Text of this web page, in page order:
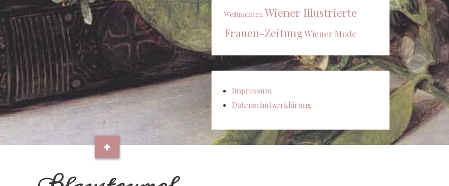
Weihnachten Wiener Illustrierte
Frauen-ZeitungWiener Mode
Impressum
Datenschutzerklärung